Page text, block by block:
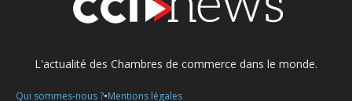
L'actualité des Chambres de commerce dans le monde.
Qui sommes-nous ?•Mentions légales